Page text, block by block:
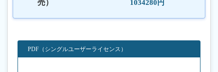
売）
1034280円
PDF（シングルユーザーライセンス）